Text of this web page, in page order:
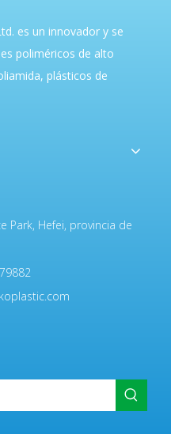
es un innovador y se
poliméricos de alto
plásticos de
Park, Hefei, provincia de